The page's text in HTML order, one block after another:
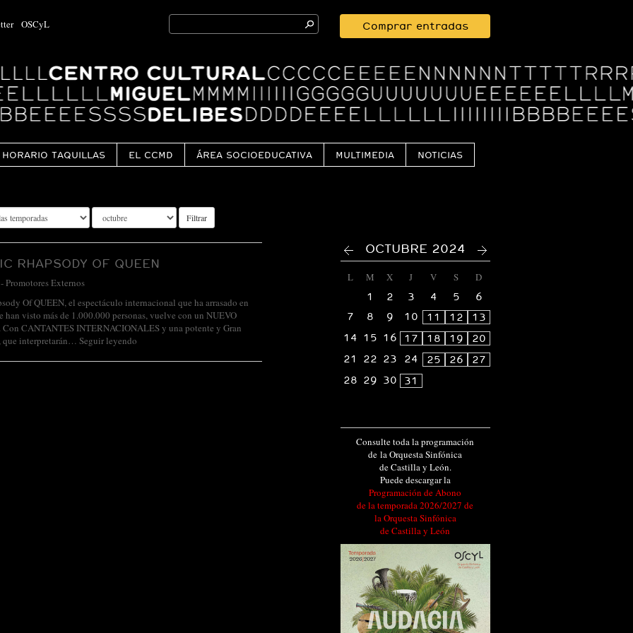
OSCyL
Search
for:
Comprar entradas
HORARIO TAQUILLAS EL CCMD ÁREA SOCIOEDUCATIVA MULTIMEDIA NOTICIAS
Filtrar
RHAPSODY OF QUEEN
-Promotores Externos
Of QUEEN, el espectáculo internacional que ha arrasado en
han visto más de 1.000.000 personas, vuelve con un NUEVO
Con CANTANTES INTERNACIONALES y una potente y Gran
que interpretarán… Seguir leyendo
>
OCTUBRE 2024
L M X J V S
D
1
2 3 4 5
6
7
8 9 10 11 12
13
14 15 16 17 18 19
20
21
22 23 24 25 26
27
28 29 30 31
Consulte toda la programación
de la Orquesta Sinfónica
de Castilla y León.
Puede descargar la
Programación de Abono
de la temporada 2026/2027 de
la Orquesta Sinfónica
de Castilla y León